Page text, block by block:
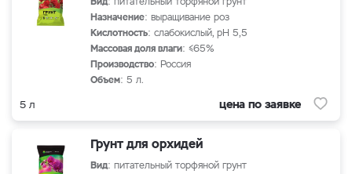
Назначение: выращивание роз
Кислотность: слабокислый, рН 5,5
Массовая доля влаги: ≤65%
Производство: Россия
Объем: 5 л.
5 л цена по заявке
Грунт для орхидей
Вид: питательный торфяной грунт